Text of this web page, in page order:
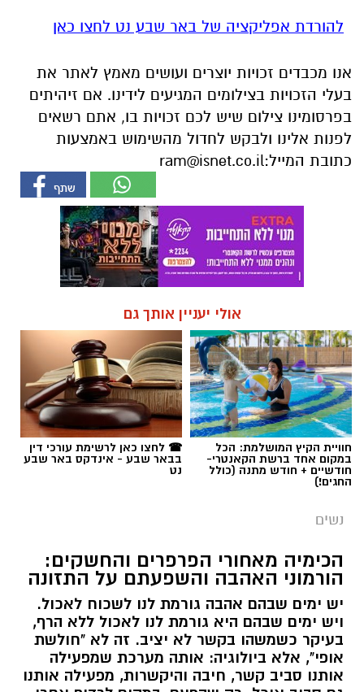
להורדת אפליקציה של באר שבע נט לחצו כאן
אנו מכבדים זכויות יוצרים ועושים מאמץ לאתר את
בעלי הזכויות בצילומים המגיעים לידינו. אם זיהיתים
בפרסומינו צילום שיש לכם זכויות בו, אתם רשאים
לפנות אלינו ולבקש לחדול מהשימוש באמצעות
כתובת המייל:ram@isnet.co.il
אולי יעניין אותך גם
חוויית הקיץ המושלמת: הכל
במקום אחד ברשת הקאנטרי-
חודשיים + חודש מתנה (כולל
החגים!)
☎ לחצו כאן לרשימת עורכי דין
בבאר שבע - אינדקס באר שבע
נט
נשים
הכימיה מאחורי הפרפרים והחשקים:
הורמוני האהבה והשפעתם על התזונה
יש ימים שבהם אהבה גורמת לנו לשכוח לאכול.
ויש ימים שבהם היא גורמת לנו לאכול ללא הרף,
בעיקר כשמשהו בקשר לא יציב. זה לא "חולשת
אופי", אלא ביולוגיה: אותה מערכת שמפעילה
אותנו סביב קשר, חיבה והיקשרות, מפעילה אותנו